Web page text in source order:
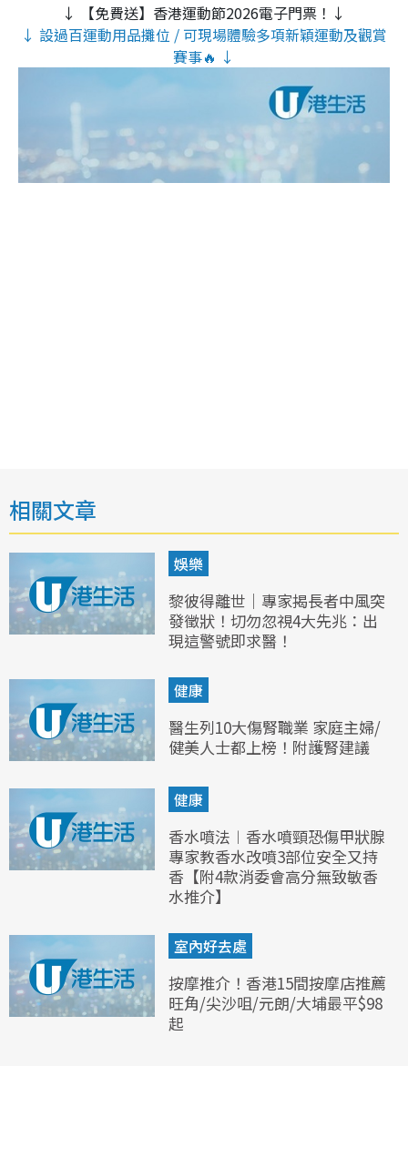
↓ 【免費送】香港運動節2026電子門票！↓
↓ 設過百運動用品攤位 / 可現場體驗多項新穎運動及觀賞
賽事🔥 ↓
相關文章
娛樂
黎彼得離世｜專家揭長者中風突
發徵狀！切勿忽視4大先兆：出
現這警號即求醫！
健康
醫生列10大傷腎職業 家庭主婦/
健美人士都上榜！附護腎建議
健康
香水噴法︱香水噴頸恐傷甲狀腺
專家教香水改噴3部位安全又持
香【附4款消委會高分無致敏香
水推介】
室內好去處
按摩推介！香港15間按摩店推薦
旺角/尖沙咀/元朗/大埔最平$98
起